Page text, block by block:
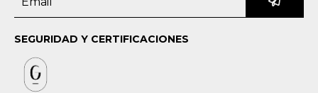
SEGURIDAD Y CERTIFICACIONES